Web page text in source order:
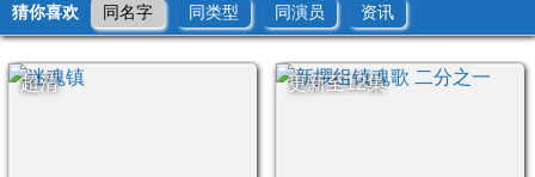
猜你喜欢 同名字 同类型 同演员 资讯
超清 更新至12集